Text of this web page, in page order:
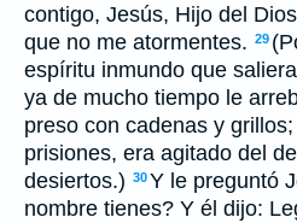
contigo, Jesús, Hijo del
que no me atormentes. 29
espíritu inmundo que
ya de mucho tiempo le
preso con cadenas y
prisiones, era agitado del
desiertos.) 30Y le preguntó
nombre tienes? Y él dijo: